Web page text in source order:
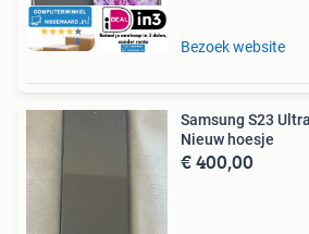
Bezoek website
Samsung S23
Nieuw hoesje
€ 400,00